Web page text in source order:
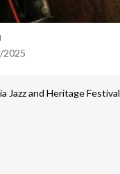
2025
Jazz and Heritage Festival